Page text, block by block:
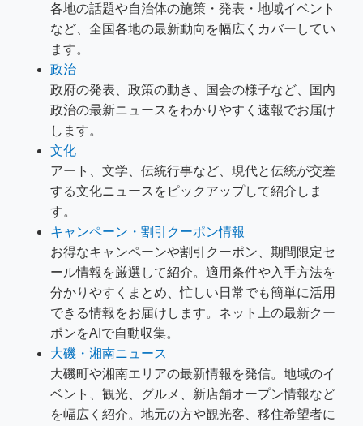
各地の話題や自治体の施策・発表・地域イベント
など、全国各地の最新動向を幅広くカバーしてい
ます。
政治
政府の発表、政策の動き、国会の様子など、国内
政治の最新ニュースをわかりやすく速報でお届け
します。
文化
アート、文学、伝統行事など、現代と伝統が交差
する文化ニュースをピックアップして紹介しま
す。
キャンペーン・割引クーポン情報
お得なキャンペーンや割引クーポン、期間限定セ
ール情報を厳選して紹介。適用条件や入手方法を
分かりやすくまとめ、忙しい日常でも簡単に活用
できる情報をお届けします。ネット上の最新クー
ポンをAIで自動収集。
大磯・湘南ニュース
大磯町や湘南エリアの最新情報を発信。地域のイ
ベント、観光、グルメ、新店舗オープン情報など
を幅広く紹介。地元の方や観光客、移住希望者に